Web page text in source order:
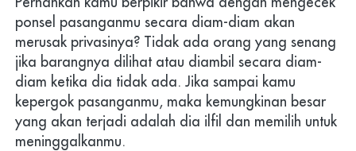
ponsel pasanganmu secara diam-diam akan
merusak privasinya? Tidak ada orang yang senang
jika barangnya dilihat atau diambil secara diam-
diam ketika dia tidak ada. Jika sampai kamu
kepergok pasanganmu, maka kemungkinan besar
yang akan terjadi adalah dia ilfil dan memilih untuk
meninggalkanmu.